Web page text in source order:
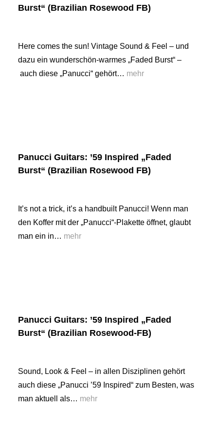
Burst“ (Brazilian Rosewood FB)
Here comes the sun! Vintage Sound & Feel – und
dazu ein wunderschön-warmes „Faded Burst“ –
auch diese „Panucci“ gehört… mehr
Panucci Guitars: ’59 Inspired „Faded
Burst“ (Brazilian Rosewood FB)
It’s not a trick, it’s a handbuilt Panucci! Wenn man
den Koffer mit der „Panucci“-Plakette öffnet, glaubt
man ein in… mehr
Panucci Guitars: ’59 Inspired „Faded
Burst“ (Brazilian Rosewood-FB)
Sound, Look & Feel – in allen Disziplinen gehört
auch diese „Panucci ’59 Inspired“ zum Besten, was
man aktuell als… mehr